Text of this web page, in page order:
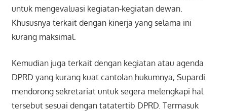
untuk mengevaluasi kegiatan-kegiatan dewan.
Khususnya terkait dengan kinerja yang selama ini
kurang maksimal.
Kemudian juga terkait dengan kegiatan atau agenda
DPRD yang kurang kuat cantolan hukumnya, Supardi
mendorong sekretariat untuk segera melengkapi hal
tersebut sesuai dengan tatatertib DPRD. Termasuk